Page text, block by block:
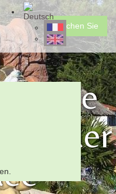
⟵
PMR
Buchen Sie
in der